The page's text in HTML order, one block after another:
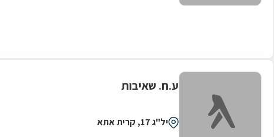
ע.ח. שאיבות
יל"ג 17, קרית אתא